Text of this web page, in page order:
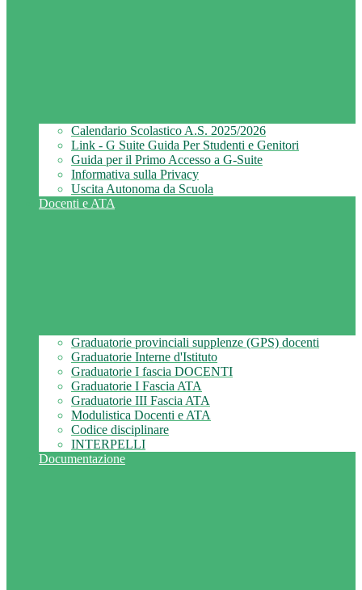
Calendario Scolastico A.S. 2025/2026
Link - G Suite Guida Per Studenti e Genitori
Guida per il Primo Accesso a G-Suite
Informativa sulla Privacy
Uscita Autonoma da Scuola
Docenti e ATA
Graduatorie provinciali supplenze (GPS) docenti
Graduatorie Interne d'Istituto
Graduatorie I fascia DOCENTI
Graduatorie I Fascia ATA
Graduatorie III Fascia ATA
Modulistica Docenti e ATA
Codice disciplinare
INTERPELLI
Documentazione